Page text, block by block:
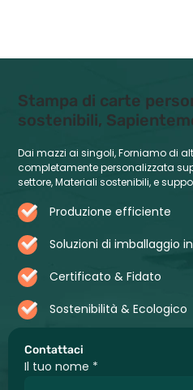
Contattaci
Il tuo nome *
Stampa di carte
sostenibili,
Dai mazzi ai singoli, Forniamo di
completamente personalizzata
settore, Materiali sostenibili, e
Produzione efficiente
Soluzioni di imballaggio
Certificato & Fidato
Sostenibilità & Ecologico